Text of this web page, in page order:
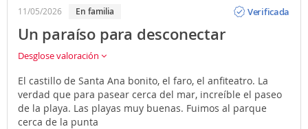
11/05/2026 En familia
Verificada
Un paraíso para desconectar
Desglose valoración
El castillo de Santa Ana bonito, el faro, el anfiteatro. La
verdad que para pasear cerca del mar, increíble el paseo
de la playa. Las playas muy buenas. Fuimos al parque
cerca de la punta